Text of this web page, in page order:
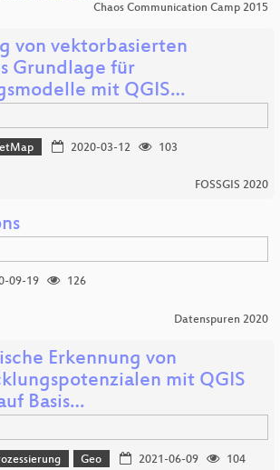
Chaos Communication Camp 2015
von vektorbasierten
Grundlage für
mit QGIS…
2020-03-12
103
FOSSGIS 2020
09-19
126
Datenspuren 2020
Erkennung von
mit QGIS
Basis…
Geo 2021-06-09
104